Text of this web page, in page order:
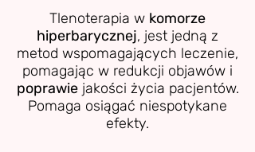
Tlenoterapia w komorze
hiperbarycznej, jest jedną z
metod wspomagających leczenie,
pomagając w redukcji objawów i
poprawiejakości życia pacjentów.
Pomaga osiągać niespotykane
efekty.